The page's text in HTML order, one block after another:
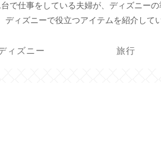
で仕事をしている夫婦が、ディズニー
ィズニーで役立つアイテムを紹介して
ィズニー 旅行